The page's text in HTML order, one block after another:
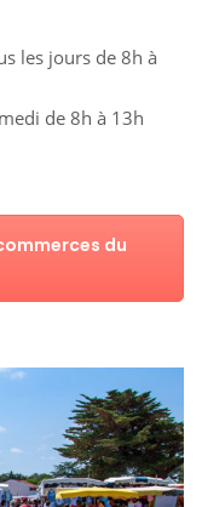
les jours de 8h à
de 8h à 13h
du